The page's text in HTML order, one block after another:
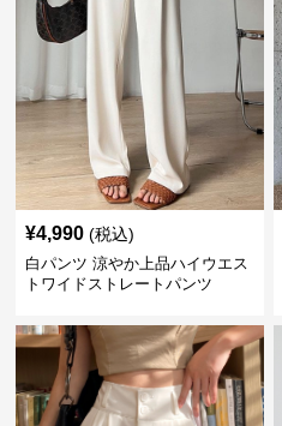
¥4,990 (税込)
白パンツ 涼やか上品ハイウエス
トワイドストレートパンツ